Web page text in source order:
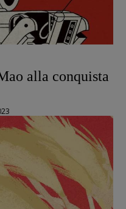
,
alla conquista